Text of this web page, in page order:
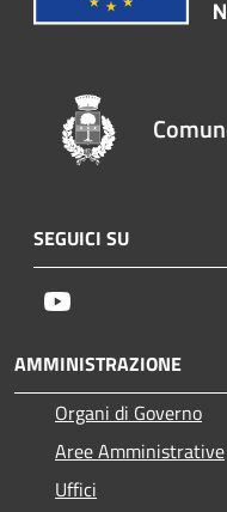
SEGUICI SU
AMMINISTRAZIONE
Organi di Governo
Aree Amministrative
Uffici